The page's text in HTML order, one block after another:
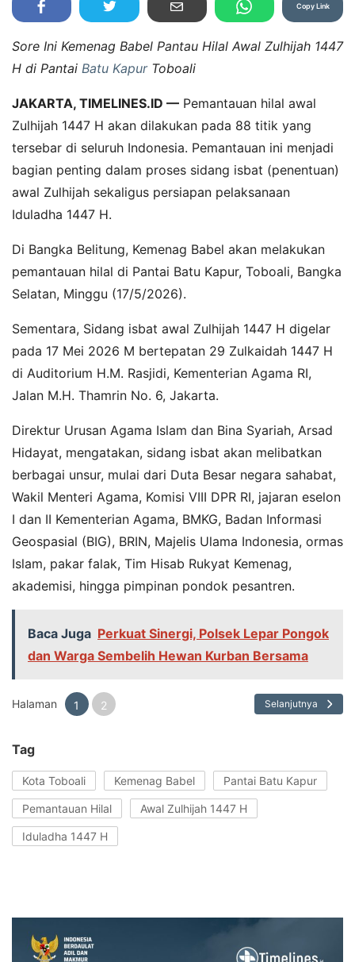
Copy Link
Sore Ini Kemenag Babel Pantau Hilal Awal Zulhijah 1447
H di Pantai Batu KapurToboali
JAKARTA, TIMELINES.ID — Pemantauan hilal awal
Zulhijah 1447 H akan dilakukan pada 88 titik yang
tersebar di seluruh Indonesia. Pemantauan ini menjadi
bagian penting dalam proses sidang isbat (penentuan)
awal Zulhijah sekaligus persiapan pelaksanaan
Iduladha 1447 H.
Di Bangka Belitung, Kemenag Babel akan melakukan
pemantauan hilal di Pantai Batu Kapur, Toboali, Bangka
Selatan, Minggu (17/5/2026).
Sementara, Sidang isbat awal Zulhijah 1447 H digelar
pada 17 Mei 2026 M bertepatan 29 Zulkaidah 1447 H
di Auditorium H.M. Rasjidi, Kementerian Agama RI,
Jalan M.H. Thamrin No. 6, Jakarta.
Direktur Urusan Agama Islam dan Bina Syariah, Arsad
Hidayat, mengatakan, sidang isbat akan melibatkan
berbagai unsur, mulai dari Duta Besar negara sahabat,
Wakil Menteri Agama, Komisi VIII DPR RI, jajaran eselon
I dan II Kementerian Agama, BMKG, Badan Informasi
Geospasial (BIG), BRIN, Majelis Ulama Indonesia, ormas
Islam, pakar falak, Tim Hisab Rukyat Kemenag,
akademisi, hingga pimpinan pondok pesantren.
Baca Juga Perkuat Sinergi, Polsek Lepar Pongok
dan Warga Sembelih Hewan Kurban Bersama
Halaman 1 2 Selanjutnya
Tag
Kota Toboali Kemenag Babel Pantai Batu Kapur
Pemantauan Hilal Awal Zulhijah 1447 H
Iduladha 1447 H